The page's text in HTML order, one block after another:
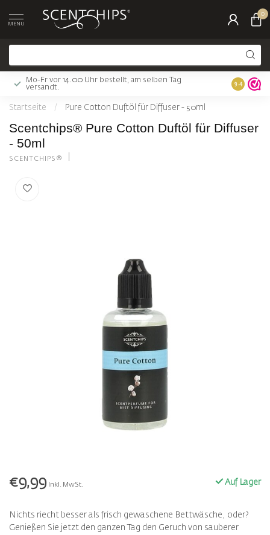
MENU
0
Mo-Fr vor 14.00 Uhr bestellt, am selben Tag
versandt.
Gratis
9.4
Startseite / Pure Cotton Duftöl für Diffuser - 50ml
Scentchips® Pure Cotton Duftöl für Diffuser
- 50ml
SCENTCHIPS®
€9,99 Inkl. MwSt. Auf Lager
Nichts riecht besser als frisch gewaschene Bettwäsche, oder?
Genießen Sie jetzt den ganzen Tag den Geruch von sauberer